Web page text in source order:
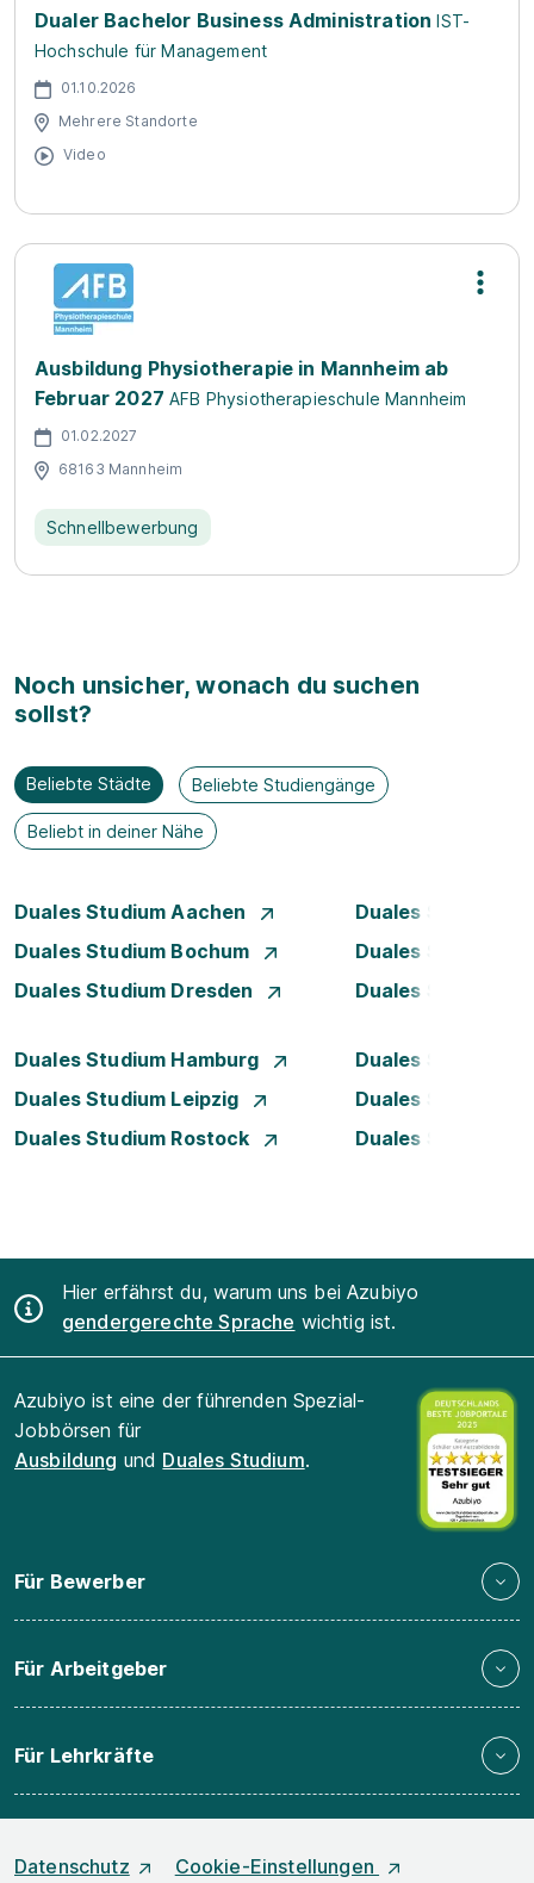
Dualer Bachelor Business Administration IST-
Hochschule für Management
01.10.2026
Mehrere Standorte
Video
Ausbildung Physiotherapie in Mannheim ab
Februar 2027 AFB Physiotherapieschule Mannheim
01.02.2027
68163 Mannheim
Schnellbewerbung
Noch unsicher, wonach du suchen
sollst?
Beliebte Städte Beliebte Studiengänge
Beliebt in deiner Nähe
Duales Studium Aachen
Duales Studium
Duales Studium Bochum
Duales Studium
Duales Studium Dresden
Duales Studium
Duales Studium Hamburg
Duales Studium
Duales Studium Leipzig
Duales Studium
Duales Studium Rostock
Duales Studium
Hier erfährst du, warum uns bei Azubiyo
gendergerechte Sprache wichtig ist.
Azubiyo ist eine der führenden Spezial-
Jobbörsen für
Ausbildung und Duales Studium.
Für Bewerber
Für Arbeitgeber
Für Lehrkräfte
Datenschutz Cookie-Einstellungen